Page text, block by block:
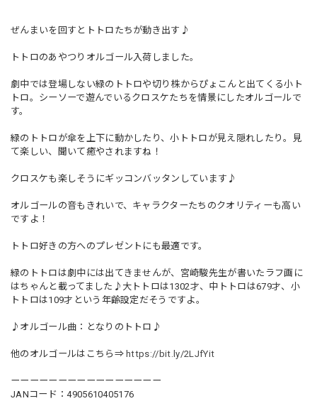
ぜんまいを回すとトトロたちが動き出す♪
トトロのあやつりオルゴール入荷しました。
劇中では登場しない緑のトトロや切り株からぴょこんと出てくる小ト
トロ。シーソーで遊んでいるクロスケたちを情景にしたオルゴールで
す。
緑のトトロが傘を上下に動かしたり、小トトロが見え隠れしたり。見
て楽しい、聞いて癒やされますね！
クロスケも楽しそうにギッコンバッタンしています♪
オルゴールの音もきれいで、キャラクターたちのクオリティーも高い
ですよ！
トトロ好きの方へのプレゼントにも最適です。
緑のトトロは劇中には出てきませんが、宮崎駿先生が書いたラフ画に
はちゃんと載ってました♪大トトロは1302才、中トトロは679才、小
トトロは109才という年齢設定だそうですよ。
♪オルゴール曲：となりのトトロ♪
他のオルゴールはこちら⇒ https://bit.ly/2LJfYit
ーーーーーーーーーーーーーーーー
JANコード：4905610405176